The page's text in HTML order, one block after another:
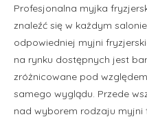
Profesjonalna myjka
znaleźć się w każdym
odpowiedniej myjni
na rynku dostępnych jest
zróżnicowane pod
samego wyglądu. Przede
nad wyborem rodzaju myjni